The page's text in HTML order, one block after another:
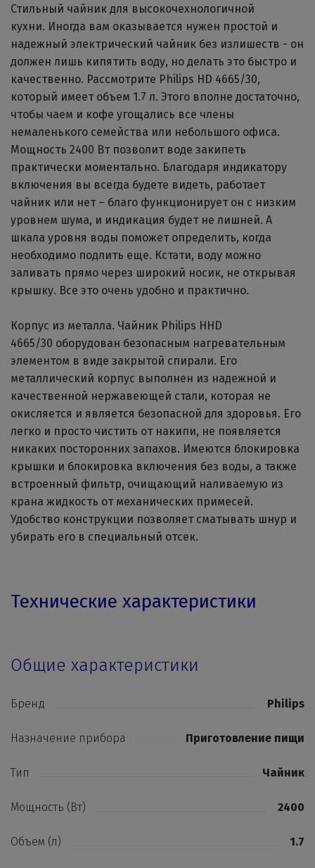
Стильный чайник для высокочехнологичной
кухни. Иногда вам оказывается нужен простой и
надежный электрический чайник без излишеств - он
должен лишь кипятить воду, но делать это быстро и
качественно. Рассмотрите Philips HD 4665/30,
который имеет объем 1.7 л. Этого вполне достаточно,
чтобы чаем и кофе угощались все члены
немаленького семейства или небольшого офиса.
Мощность 2400 Вт позволит воде закипеть
практически моментально. Благодаря индикатору
включения вы всегда будете видеть, работает
чайник или нет – благо функционирует он с низким
уровнем шума, и индикация будет не лишней. А
шкала уровня воды поможет определить, когда
необходимо подлить еще. Кстати, воду можно
заливать прямо через широкий носик, не открывая
крышку. Все это очень удобно и практично.
Корпус из металла. Чайник Philips HHD
4665/30 оборудован безопасным нагревательным
элементом в виде закрытой спирали. Его
металлический корпус выполнен из надежной и
качественной нержавеющей стали, которая не
окисляется и является безопасной для здоровья. Его
легко и просто чистить от накипи, не появляется
никаких посторонних запахов. Имеются блокировка
крышки и блокировка включения без воды, а также
встроенный фильтр, очищающий наливаемую из
крана жидкость от механических примесей.
Удобство конструкции позволяет сматывать шнур и
убирать его в специальный отсек.
Технические характеристики
Общие характеристики
Бренд Philips
Назначение прибора Приготовление пищи
Тип Чайник
Мощность (Вт) 2400
Объем (л) 1.7